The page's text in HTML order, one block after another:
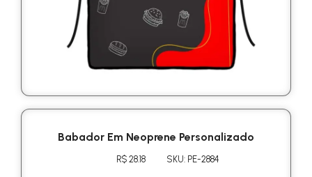
Babador Em Neoprene Personalizado
R$ 28.18 SKU: PE-2884